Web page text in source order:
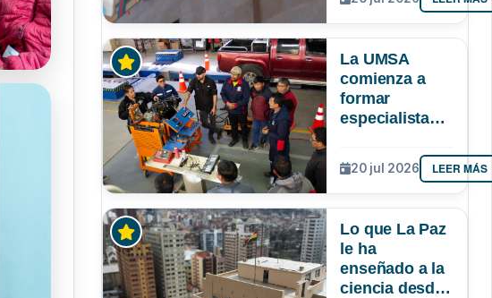
científico de
Bolivia
La UMSA
comienza a
formar
especialistas
de vehículos
afectados por
la gasolina de
20 jul 2026 LEER MÁS
Lo que La Paz
le ha
enseñado a la
ciencia desde